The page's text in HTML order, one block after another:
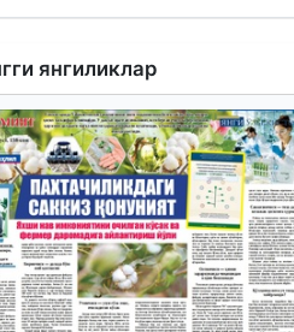
янгиликлар